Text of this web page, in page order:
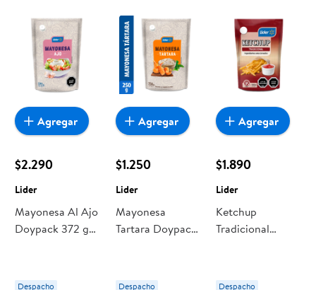
$2.290
Lider
Mayonesa Al Ajo
Doypack 372 g
Despacho
Agregar
$1.250
Lider
Mayonesa
Tartara Doypack
Despacho
Agregar
$1.890
Lider
Ketchup
Tradicional
Despacho
Agregar